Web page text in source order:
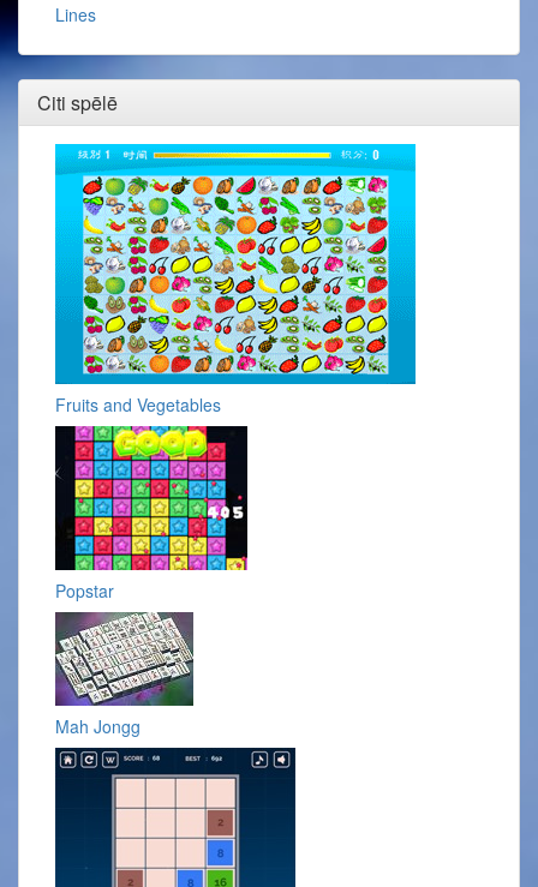
Lines
Citi spēlē
Fruits and Vegetables
Popstar
Mah Jongg